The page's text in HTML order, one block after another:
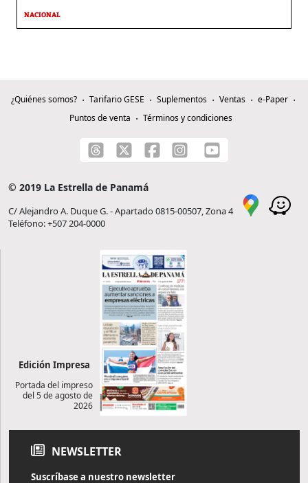
NACIONAL
¿Quiénes somos? Tarifario GESE Suplementos Ventas
e-Paper
Puntos de venta
Términos y condiciones
© 2019 La Estrella de Panamá
C/ Alejandro A. Duque G. - Apartado 0815-00507, Zona 4
Teléfono: +507 204-0000
Edición Impresa
Portada del impreso
del 5 de agosto de
2026
NEWSLETTER
Suscríbase a nuestro newsletter